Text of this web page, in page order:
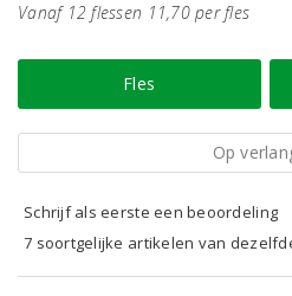
Vanaf 12 flessen 11,70 per fles
Fles
Op
Schrijf als eerste een beoordeling
7 soortgelijke artikelen van